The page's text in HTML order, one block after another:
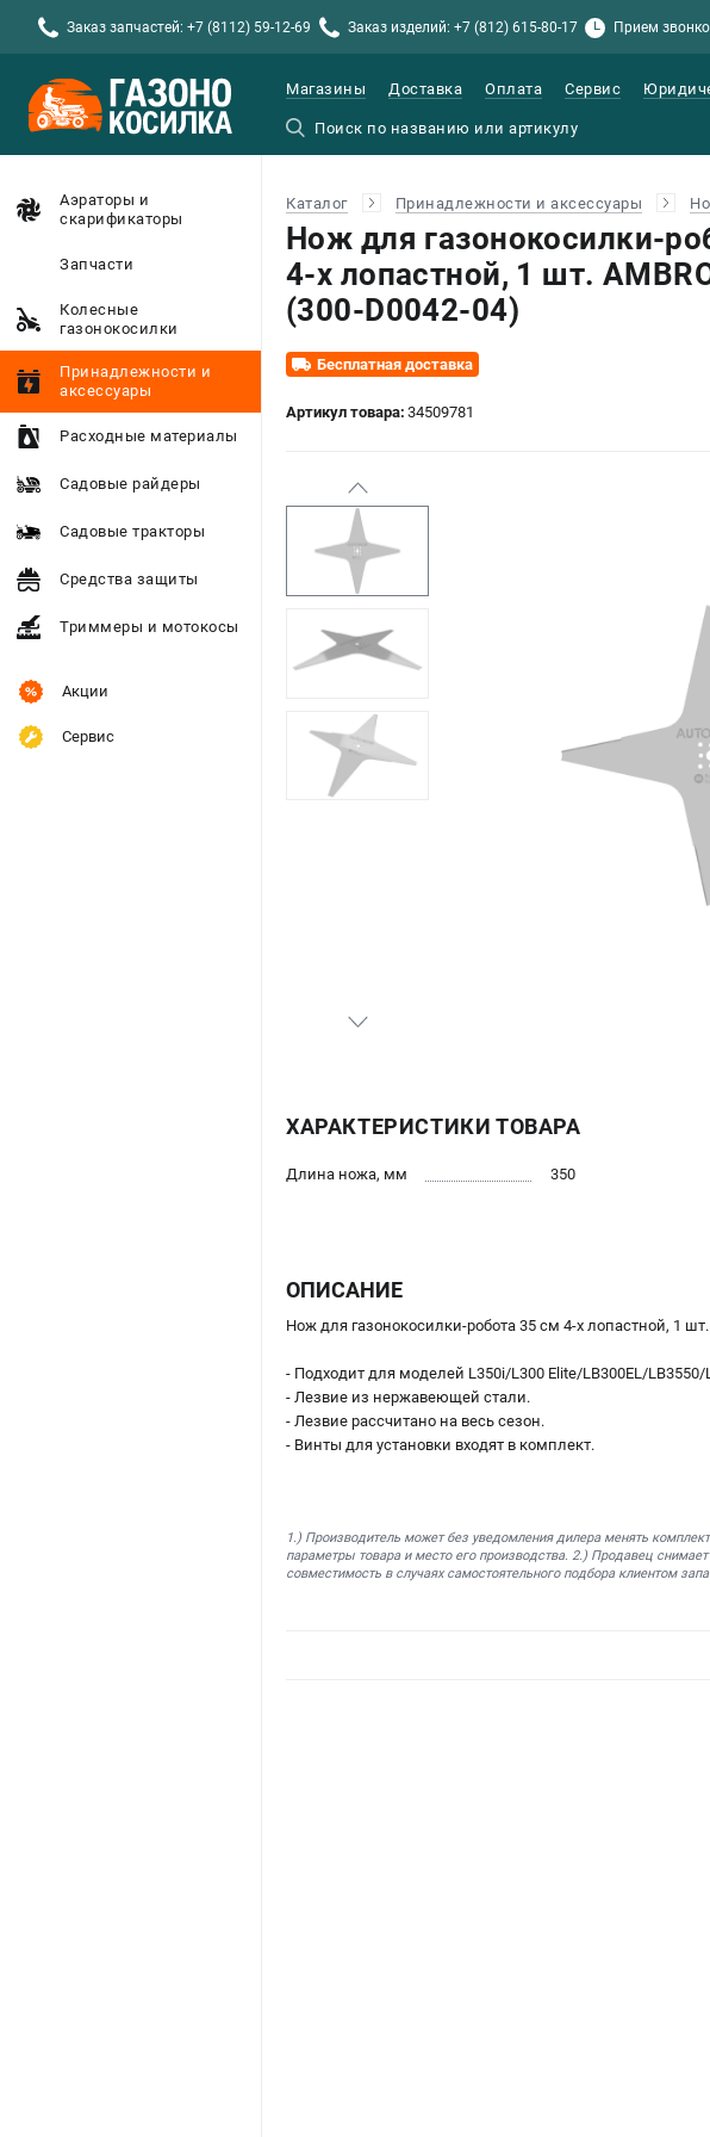
Заказ запчастей: +7 (8112) 59-12-69 Заказ изделий: +7 (812) 615-80-17 Прием
Магазины Доставка Оплата Сервис
Аэраторы и
скарификаторы
Запчасти
Колесные
газонокосилки
Принадлежности и
аксессуары
Расходные материалы
Садовые райдеры
Садовые тракторы
Средства защиты
Триммеры и мотокосы
Акции
Сервис
Каталог Принадлежности и аксессуары
Нож для газонокосилки-
4-х лопастной, 1 шт.
(300-D0042-04)
Бесплатная доставка
Артикул товара: 34509781
ХАРАКТЕРИСТИКИ ТОВАРА
Длина ножа, мм
350
ОПИСАНИЕ
Нож для газонокосилки-робота 35 см 4-х лопастной, 1 шт.
- Подходит для моделей L350i/L300 Elite/LB300EL/LB3550/
- Лезвие из нержавеющей стали.
- Лезвие рассчитано на весь сезон.
- Винты для установки входят в комплект.
1.) Производитель может без уведомления дилера менять
параметры товара и место его производства. 2.) Продавец
совместимость в случаях самостоятельного подбора клиентом